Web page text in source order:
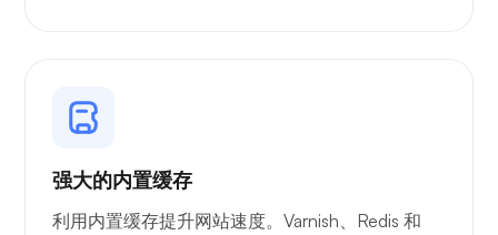
强大的内置缓存
利用内置缓存提升网站速度。Varnish、Redis 和